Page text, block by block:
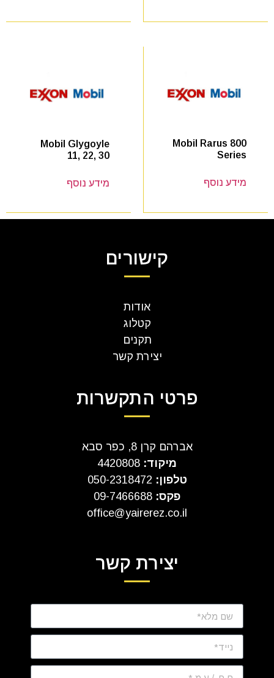
Mobil Rarus 800
Series
מידע נוסף
Mobil Glygoyle
11, 22, 30
מידע נוסף
קישורים
אודות
קטלוג
תקנים
יצירת קשר
פרטי התקשרות
אברהם קרן 8, כפר סבא
מיקוד:
טלפון:
פקס: 09-7466688
office@yairerez.co.il
יצירת קשר